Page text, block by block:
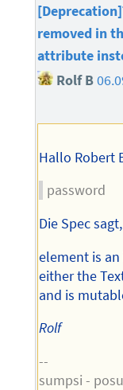
removed in
attribute
Rolf B
Hallo Robert
password
Die Spec
element is
either the
and is
Rolf
--
sumpsi -